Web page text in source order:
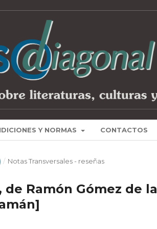
Y NORMAS CONTACTOS
/ Notas Transversales - reseñas
Ramón Gómez de la